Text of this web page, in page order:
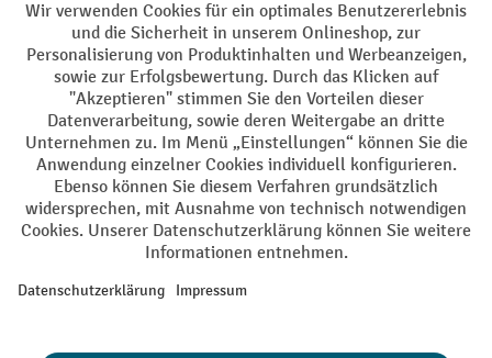
Impressum Datenschutz
Barrierefreiheit Privacy Settings
Alle Preise exkl. gesetzl. Mehrwertsteuer zzgl.Versandkostenund ggf.
Nachnahmegebühren, wenn nicht anders angegeben.
¹ Der Rabatt gilt so lange der Vorrat reicht. Der Rabatt gilt nicht auf
oder Gutscheinen ist nicht möglich. | ² Der Rabatt wird einmalig bei